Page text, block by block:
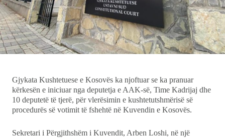
Teknologji
Udhëtime
Gjykata Kushtetuese e Kosovës ka njoftuar se ka pranuar
kërkesën e iniciuar nga deputetja e AAK-së, Time Kadrijaj dhe
10 deputetë të tjerë, për vlerësimin e kushtetutshmërisë së
procedurës së votimit të fshehtë në Kuvendin e Kosovës.
Sekretari i Përgjithshëm i Kuvendit, Arben Loshi, në një